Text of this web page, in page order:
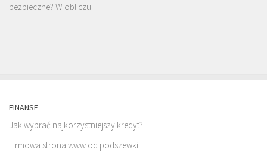
bezpieczne? W obliczu …
FINANSE
Jak wybrać najkorzystniejszy kredyt?
Firmowa strona www od podszewki